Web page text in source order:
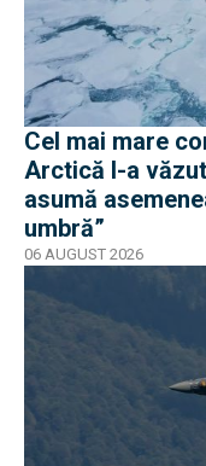
Cel mai mare
Arctică l-a
asumă
umbră”
06 AUGUST 2026